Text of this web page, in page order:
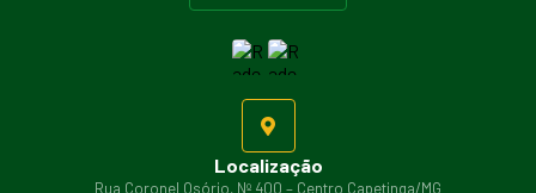
Localização
Rua Coronel Osório, Nº 400 – Centro Capetinga/MG